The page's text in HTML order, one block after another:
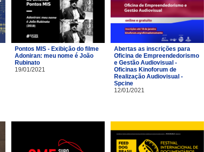
Pontos MIS - Exibição do filme
Adoniran: meu nome é João
Rubinato
19/01/2021
Abertas as inscrições para
Oficina de Empreendedorismo
e Gestão Audiovisual -
Oficinas Kinoforum de
Realização Audiovisual -
Spcine
12/01/2021